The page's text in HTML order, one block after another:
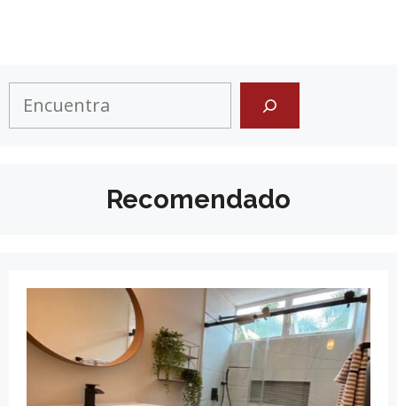
Search
Recomendado